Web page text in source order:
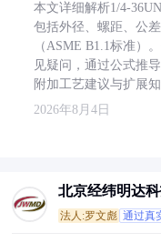
本文详细解析1/4-
包括外径、螺距、公
（ASME B1.1标准）
见疑问，通过公式推
附加工艺建议与扩展知
2026年8月4日
北京经纬明达
法人:罗文彪 通过真